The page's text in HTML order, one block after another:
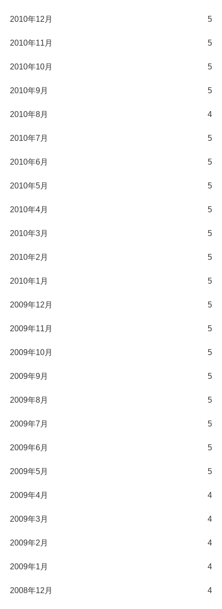
2010年12月 5
2010年11月 5
2010年10月 5
2010年9月 5
2010年8月 4
2010年7月 5
2010年6月 5
2010年5月 5
2010年4月 5
2010年3月 5
2010年2月 5
2010年1月 5
2009年12月 5
2009年11月 5
2009年10月 5
2009年9月 5
2009年8月 5
2009年7月 5
2009年6月 5
2009年5月 5
2009年4月 4
2009年3月 4
2009年2月 4
2009年1月 4
2008年12月 4